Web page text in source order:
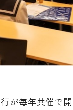
が毎年共催で